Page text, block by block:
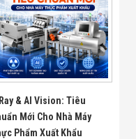
& AI Vision: Tiêu
Mới Cho Nhà Máy
Phẩm Xuất Khẩu